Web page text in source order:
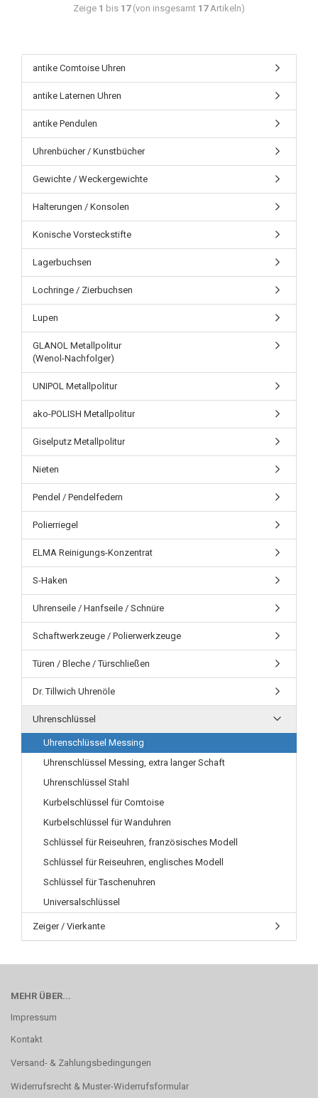
Zeige 1 bis 17(von insgesamt 17Artikeln)
antike Comtoise Uhren
antike Laternen Uhren
antike Pendulen
Uhrenbücher / Kunstbücher
Gewichte / Weckergewichte
Halterungen / Konsolen
Konische Vorsteckstifte
Lagerbuchsen
Lochringe / Zierbuchsen
Lupen
GLANOL Metallpolitur
(Wenol-Nachfolger)
UNIPOL Metallpolitur
ako-POLISH Metallpolitur
Giselputz Metallpolitur
Nieten
Pendel / Pendelfedern
Polierriegel
ELMA Reinigungs-Konzentrat
S-Haken
Uhrenseile / Hanfseile / Schnüre
Schaftwerkzeuge / Polierwerkzeuge
Türen / Bleche / Türschließen
Dr. Tillwich Uhrenöle
Uhrenschlüssel
Uhrenschlüssel Messing
Uhrenschlüssel Messing, extra langer Schaft
Uhrenschlüssel Stahl
Kurbelschlüssel für Comtoise
Kurbelschlüssel für Wanduhren
Schlüssel für Reiseuhren, französisches Modell
Schlüssel für Reiseuhren, englisches Modell
Schlüssel für Taschenuhren
Universalschlüssel
Zeiger / Vierkante
MEHR ÜBER...
Impressum
Kontakt
Versand- & Zahlungsbedingungen
Widerrufsrecht & Muster-Widerrufsformular